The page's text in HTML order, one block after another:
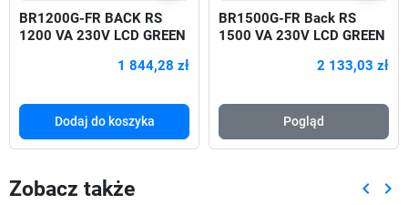
BR1200G-FR BACK RS
1200 VA 230V LCD GREEN
1 844,28 zł
Dodaj do koszyka
BR1500G-FR Back RS
1500 VA 230V LCD GREEN
2 133,03 zł
Pogląd
Zobacz także keyboard_arrow_left keyboard_arrow_right